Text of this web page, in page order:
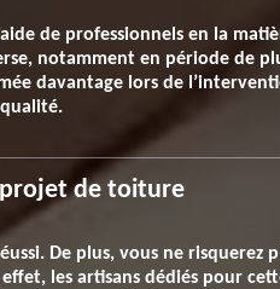
de professionnels en la
notamment en période de
davantage lors de
projet de toiture
De plus, vous ne
les artisans dédiés pour